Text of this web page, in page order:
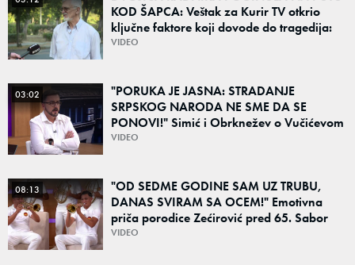
KOD ŠAPCA: Veštak za Kurir TV otkrio
ključne faktore koji dovode do tragedija:
"Vozaču može da padne mrak na oči od
VIDEO
03:02
"PORUKA JE JASNA: STRADANJE
SRPSKOG NARODA NE SME DA SE
PONOVI!" Simić i Obrknežev o Vučićevom
govoru i porukama jedinstva: "Od prošlosti
VIDEO
08:13
"OD SEDME GODINE SAM UZ TRUBU,
DANAS SVIRAM SA OCEM!" Emotivna
priča porodice Zećirović pred 65. Sabor
trubača u Guči
VIDEO